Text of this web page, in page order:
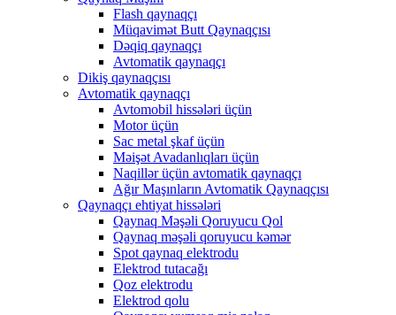
Flash qaynaqçı
Müqavimət Butt Qaynaqçısı
Dəqiq qaynaqçı
Avtomatik qaynaqçı
Dikiş qaynaqçısı
Avtomatik qaynaqçı
Avtomobil hissələri üçün
Motor üçün
Sac metal şkaf üçün
Məişət Avadanlıqları üçün
Naqillər üçün avtomatik qaynaqçı
Ağır Maşınların Avtomatik Qaynaqçısı
Qaynaqçı ehtiyat hissələri
Qaynaq Məşəli Qoruyucu Qol
Qaynaq məşəli qoruyucu kəmər
Spot qaynaq elektrodu
Elektrod tutacağı
Qoz elektrodu
Elektrod qolu